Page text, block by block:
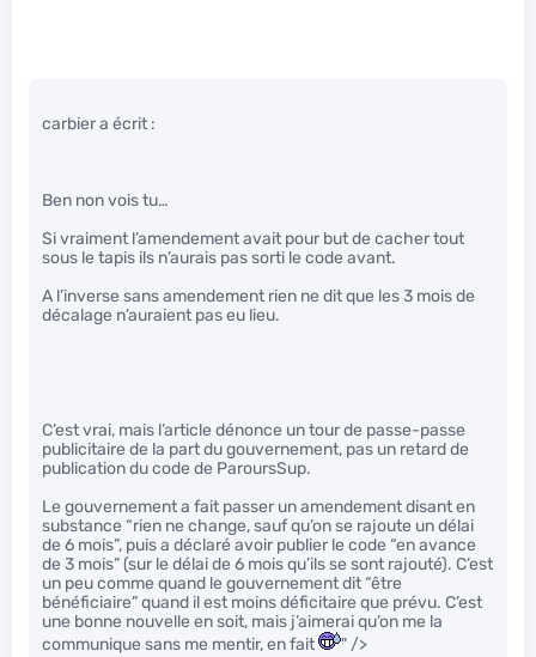
carbier a écrit :
Ben non vois tu…
Si vraiment l’amendement avait pour but de cacher tout
sous le tapis ils n’aurais pas sorti le code avant.
A l’inverse sans amendement rien ne dit que les 3 mois de
décalage n’auraient pas eu lieu.
C’est vrai, mais l’article dénonce un tour de passe-passe
publicitaire de la part du gouvernement, pas un retard de
publication du code de ParoursSup.
Le gouvernement a fait passer un amendement disant en
substance “rien ne change, sauf qu’on se rajoute un délai
de 6 mois”, puis a déclaré avoir publier le code “en avance
de 3 mois” (sur le délai de 6 mois qu’ils se sont rajouté). C’est
un peu comme quand le gouvernement dit “être
bénéficiaire” quand il est moins déficitaire que prévu. C’est
une bonne nouvelle en soit, mais j’aimerai qu’on me la
communique sans me mentir, en fait
" />